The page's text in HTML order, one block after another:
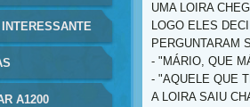
UMA LOIRA
LOGO ELES
PERGUNTARAM
- "MÁRIO, QUE
- "AQUELE QUE
A LOIRA SAIU
A1200